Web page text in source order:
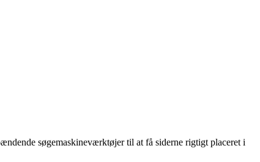
søgemaskineværktøjer til at få siderne rigtigt placeret i